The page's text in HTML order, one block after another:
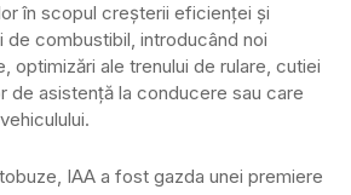
în scopul creșterii eficienței și
de combustibil, introducând noi
optimizări ale trenului de rulare, cutiei
de asistență la conducere sau care
IAA a fost gazda unei premiere